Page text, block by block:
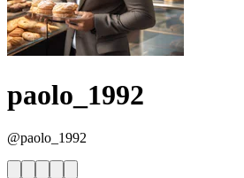
paolo_1992
@paolo_1992